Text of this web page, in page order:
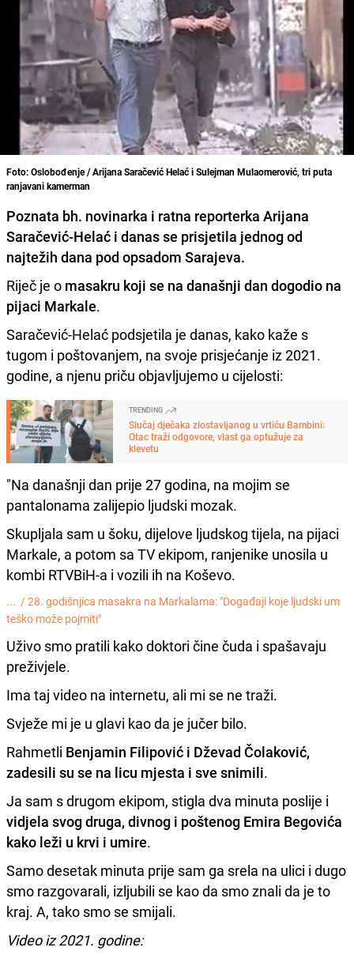
Foto: Oslobođenje / Arijana Saračević Helać i Sulejman Mulaomerović, tri puta
ranjavani kamerman
Poznata bh. novinarka i ratna reporterka Arijana
Saračević-Helać i danas se prisjetila jednog od
najtežih dana pod opsadom Sarajeva.
Riječ je o masakru koji se na današnji dan dogodio na
pijaci Markale.
Saračević-Helać podsjetila je danas, kako kaže s
tugom i poštovanjem, na svoje prisjećanje iz 2021.
godine, a njenu priču objavljujemo u cijelosti:
TRENDING
Slučaj dječaka zlostavljanog u vrtiću Bambini:
Otac traži odgovore, vlast ga optužuje za
klevetu
"Na današnji dan prije 27 godina, na mojim se
pantalonama zalijepio ljudski mozak.
Skupljala sam u šoku, dijelove ljudskog tijela, na pijaci
Markale, a potom sa TV ekipom, ranjenike unosila u
kombi RTVBiH-a i vozili ih na Koševo.
... /28. godišnjica masakra na Markalama: "Događaji koje ljudski um
teško može pojmiti"
Uživo smo pratili kako doktori čine čuda i spašavaju
preživjele.
Ima taj video na internetu, ali mi se ne traži.
Svježe mi je u glavi kao da je jučer bilo.
Rahmetli Benjamin Filipović i Dževad Čolaković,
zadesili su se na licu mjesta i sve snimili.
Ja sam s drugom ekipom, stigla dva minuta poslije i
vidjela svog druga, divnog i poštenog Emira Begovića
kako leži u krvi i umire.
Samo desetak minuta prije sam ga srela na ulici i dugo
smo razgovarali, izljubili se kao da smo znali da je to
kraj. A, tako smo se smijali.
Video iz 2021. godine: